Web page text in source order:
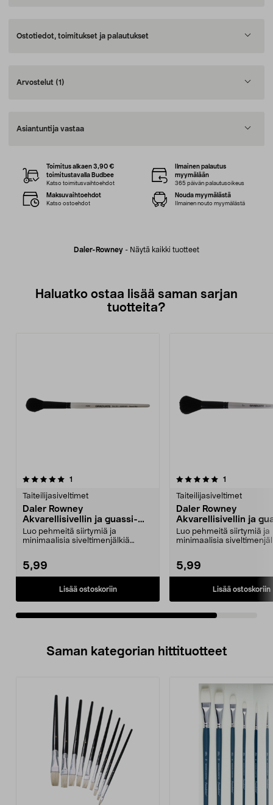
Ostotiedot, toimitukset ja palautukset
Arvostelut (1)
Asiantuntija vastaa
Daler-Rowney - Näytä kaikki tuotteet
Toimitus alkaen 3,90 €
toimitustavalla Budbee
Katso toimitusvaihtoehdot
Ilmainen palautus
myymälään
365 päivän palautusoikeus
Maksuvaihtoehdot
Katso ostoehdot
Nouda myymälästä
Ilmainen nouto myymälästä
Haluatko ostaa lisää saman sarjan
tuotteita?
1
Taiteilijasiveltimet
Daler Rowney
Akvarellisivellin ja guassi-
sivellin, vuohenkarvaa
Luo pehmeitä siirtymiä ja
minimaalisia siveltimenjälkiä
5,99
Lisää ostoskoriin
5.0viidestä
1
Taiteilijasiveltimet
Daler Rowney
Akvarellisivellin ja
sivellin, vuohenkarvaa
Luo pehmeitä siirtymiä ja
minimaalisia
5,99
Lisää ostoskoriin
Saman kategorian hittituotteet